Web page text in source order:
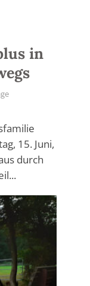
in
15. Juni,
durch